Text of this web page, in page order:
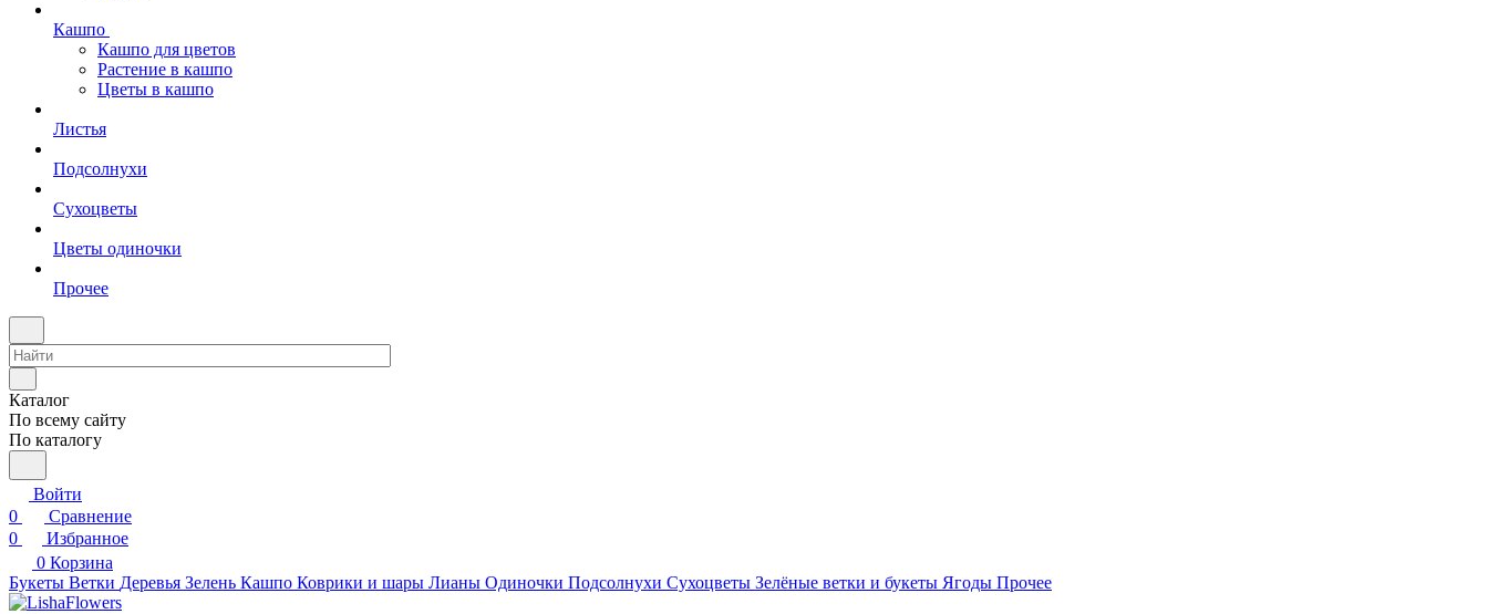
Кашпо
Кашпо для цветов
Растение в кашпо
Цветы в кашпо
Листья
Подсолнухи
Сухоцветы
Цветы одиночки
Прочее
Каталог
По всему сайту
По каталогу
Войти
0
Сравнение
0
Избранное
0 Корзина
Букеты Ветки Деревья Зелень Кашпо Коврики и шары Лианы Одиночки Подсолнухи Сухоцветы Зелёные ветки и букеты Ягоды Прочее